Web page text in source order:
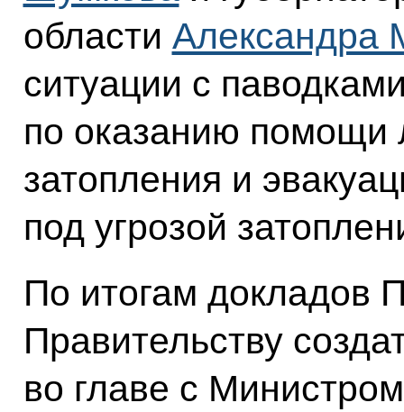
области Александра
ситуации с
по оказанию
затопления и
под угрозой
По итогам докладов
Правительству
во главе с